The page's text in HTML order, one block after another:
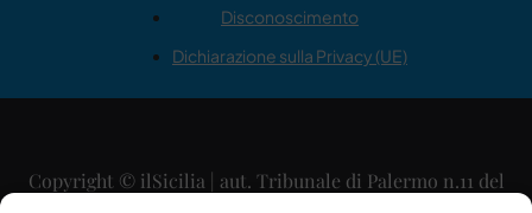
Disconoscimento
Dichiarazione sulla Privacy (UE)
Copyright © ilSicilia | aut. Tribunale di Palermo n.11 del